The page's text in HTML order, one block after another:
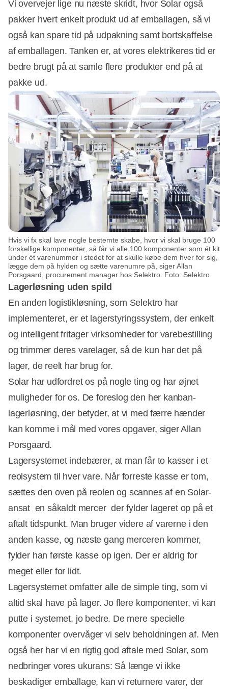
Vi overvejer lige nu næste skridt, hvor Solar også
pakker hvert enkelt produkt ud af emballagen, så vi
også kan spare tid på udpakning samt bortskaffelse
af emballagen. Tanken er, at vores elektrikeres tid er
bedre brugt på at samle flere produkter end på at
pakke ud.
Hvis vi fx skal lave nogle bestemte skabe, hvor vi skal bruge 100
forskellige komponenter, så får vi alle 100 komponenter som ét kit
under ét varenummer i stedet for at skulle købe dem hver for sig,
lægge dem på hylden og sætte varenumre på, siger Allan
Porsgaard, procurement manager hos Selektro. Foto: Selektro.
Lagerløsning uden spild
En anden logistikløsning, som Selektro har
implementeret, er et lagerstyringssystem, der enkelt
og intelligent fritager virksomheder for varebestilling
og trimmer deres varelager, så de kun har det på
lager, de reelt har brug for.
Solar har udfordret os på nogle ting og har øjnet
muligheder for os. De foreslog den her kanban-
lagerløsning, der betyder, at vi med færre hænder
kan komme i mål med vores opgaver, siger Allan
Porsgaard.
Lagersystemet indebærer, at man får to kasser i et
reolsystem til hver vare. Når forreste kasse er tom,
sættes den oven på reolen og scannes af en Solar-
ansat  en såkaldt mercer  der fylder lageret op på et
aftalt tidspunkt. Man bruger videre af varerne i den
anden kasse, og næste gang merceren kommer,
fylder han første kasse op igen. Der er aldrig for
meget eller for lidt.
Lagersystemet omfatter alle de simple ting, som vi
altid skal have på lager. Jo flere komponenter, vi kan
putte i systemet, jo bedre. De mere specielle
komponenter overvåger vi selv beholdningen af. Men
også her har vi en rigtig god aftale med Solar, som
nedbringer vores ukurans: Så længe vi ikke
beskadiger emballage, kan vi returnere varer, der